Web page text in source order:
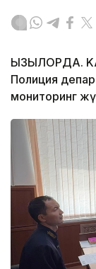
ҚЫЗЫЛОРДА.
Полиция
мониторинг